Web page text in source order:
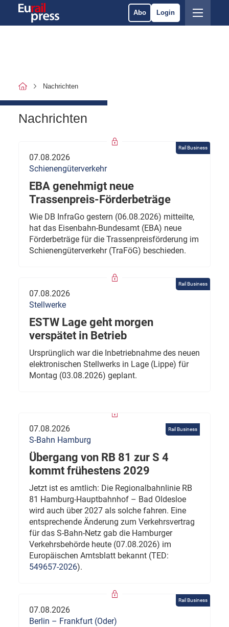
Abo Login
Nachrichten
Nachrichten
Rail Business
07.08.2026
Schienengüterverkehr
EBA genehmigt neue
Trassenpreis-Förderbeträge
Wie DB InfraGo gestern (06.08.2026) mitteilte,
hat das Eisenbahn-Bundesamt (EBA) neue
Förderbeträge für die Trassenpreisförderung im
Schienengüterverkehr (TraFöG) beschieden.
Rail Business
07.08.2026
Stellwerke
ESTW Lage geht morgen
verspätet in Betrieb
Ursprünglich war die Inbetriebnahme des neuen
elektronischen Stellwerks in Lage (Lippe) für
Montag (03.08.2026) geplant.
Rail Business
07.08.2026
S-Bahn Hamburg
Übergang von RB 81 zur S 4
kommt frühestens 2029
Jetzt ist es amtlich: Die Regionalbahnlinie RB
81 Hamburg-Hauptbahnhof – Bad Oldesloe
wird auch über 2027 als solche fahren. Eine
entsprechende Änderung zum Verkehrsvertrag
für das S-Bahn-Netz gab die Hamburger
Verkehrsbehörde heute (07.08.2026) im
Europäischen Amtsblatt bekannt (TED:
549657-2026).
Rail Business
07.08.2026
Berlin – Frankfurt (Oder)